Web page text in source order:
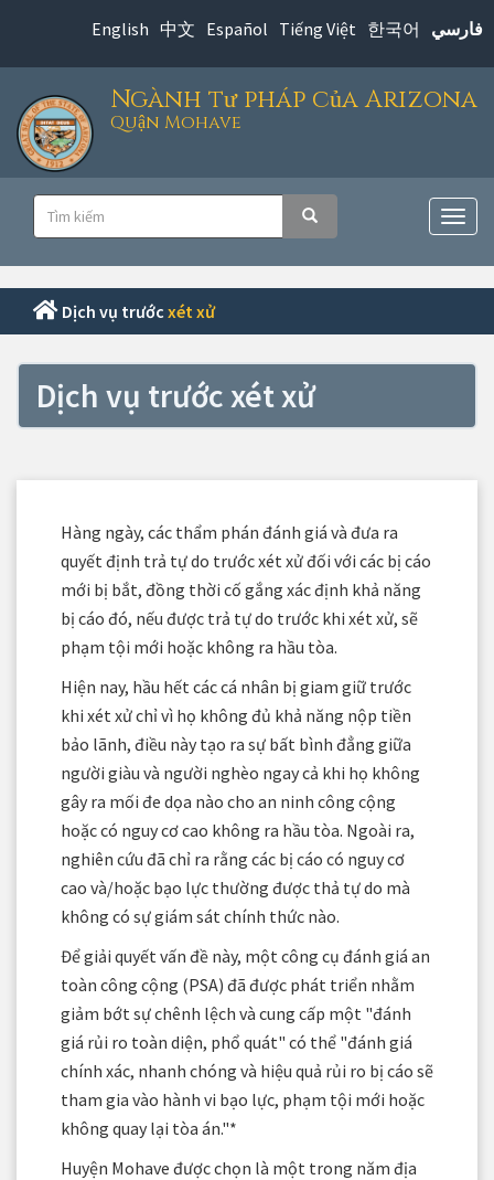
nội
dung
chính
English 中文 Español Tiếng Việt 한국어 فارسي
Ngành tư pháp của Arizona
Quận Mohave
Tìm
kiếm
Tìm kiếm
Điều
hướng
chính
Dịch vụ trước xét xử
Dịch vụ trước xét xử
Hàng ngày, các thẩm phán đánh giá và đưa ra
quyết định trả tự do trước xét xử đối với các bị cáo
mới bị bắt, đồng thời cố gắng xác định khả năng
bị cáo đó, nếu được trả tự do trước khi xét xử, sẽ
phạm tội mới hoặc không ra hầu tòa.
Hiện nay, hầu hết các cá nhân bị giam giữ trước
khi xét xử chỉ vì họ không đủ khả năng nộp tiền
bảo lãnh, điều này tạo ra sự bất bình đẳng giữa
người giàu và người nghèo ngay cả khi họ không
gây ra mối đe dọa nào cho an ninh công cộng
hoặc có nguy cơ cao không ra hầu tòa. Ngoài ra,
nghiên cứu đã chỉ ra rằng các bị cáo có nguy cơ
cao và/hoặc bạo lực thường được thả tự do mà
không có sự giám sát chính thức nào.
Để giải quyết vấn đề này, một công cụ đánh giá an
toàn công cộng (PSA) đã được phát triển nhằm
giảm bớt sự chênh lệch và cung cấp một "đánh
giá rủi ro toàn diện, phổ quát" có thể "đánh giá
chính xác, nhanh chóng và hiệu quả rủi ro bị cáo sẽ
tham gia vào hành vi bạo lực, phạm tội mới hoặc
không quay lại tòa án."*
Huyện Mohave được chọn là một trong năm địa